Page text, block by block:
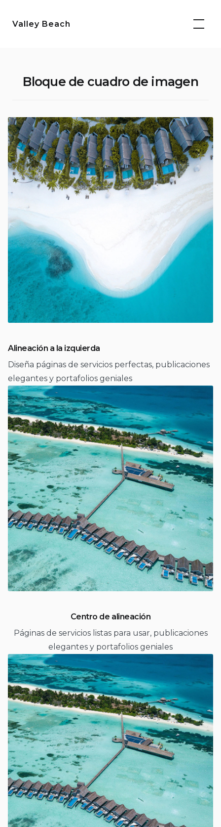
Valley Beach
Bloque de cuadro de imagen
Alineación a la izquierda
Diseña páginas de servicios perfectas, publicaciones
elegantes y portafolios geniales
Centro de alineación
Páginas de servicios listas para usar, publicaciones
elegantes y portafolios geniales